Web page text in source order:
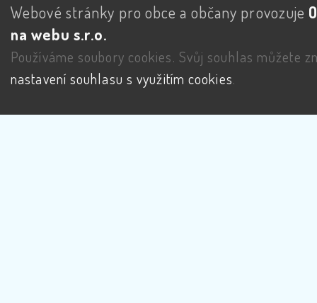
Webové stránky pro obce a občany provozuje
na webu s.r.o.
Používáme soubory cookies. Svůj souhlas můžete
nastavení souhlasu s využitím cookies.